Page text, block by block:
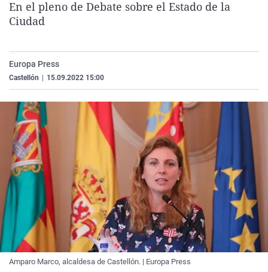
La rosa de los vientos
Como el perro y el
Caso
Equipo de
Extremadura
La Rioja
País Vasco
Virales
Elecciones
En el pleno de Debate sobre el Estado de la
Ciudad
Europa Press
Castellón 15.09.2022 15:00
Amparo Marco, alcaldesa de Castellón. | Europa Press